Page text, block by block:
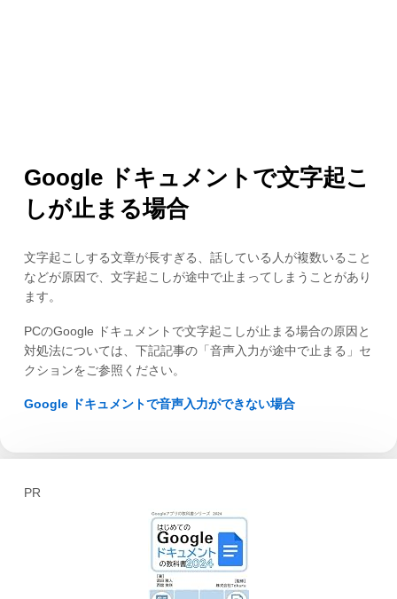
Google ドキュメントで文字起こ
しが止まる場合
文字起こしする文章が長すぎる、話している人が複数いること
などが原因で、文字起こしが途中で止まってしまうことがあり
ます。
PCのGoogle ドキュメントで文字起こしが止まる場合の原因と
対処法については、下記記事の「音声入力が途中で止まる」セ
クションをご参照ください。
Google ドキュメントで音声入力ができない場合
PR